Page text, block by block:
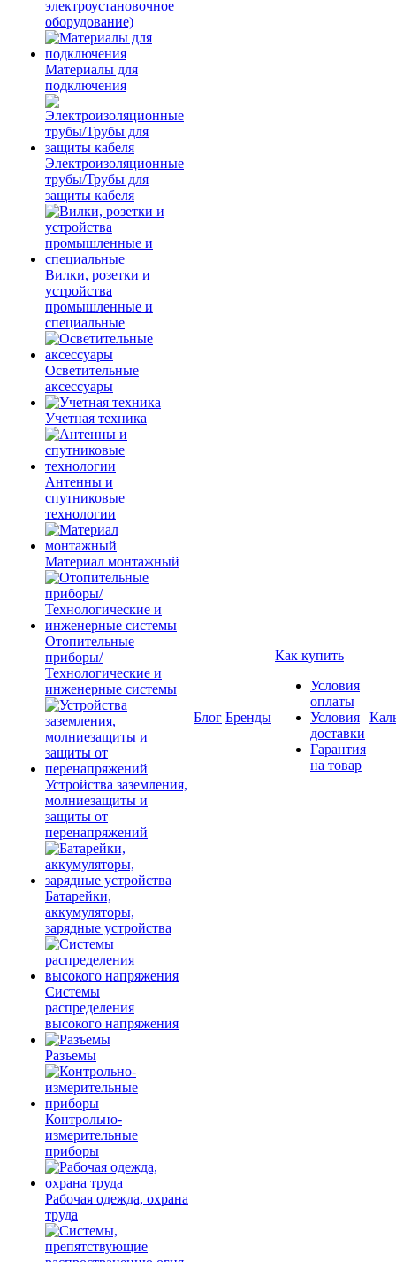
электроустановочное
оборудование)
Материалы для
подключения
Электроизоляционные
трубы/Трубы для
защиты кабеля
Вилки, розетки и
устройства
промышленные и
специальные
Осветительные
аксессуары
Учетная техника
Антенны и
спутниковые
технологии
Материал монтажный
Отопительные
приборы/
Технологические и
инженерные системы
Устройства заземления,
молниезащиты и
защиты от
перенапряжений
Батарейки,
аккумуляторы,
зарядные устройства
Системы
распределения
высокого напряжения
Разъемы
Контрольно-
измерительные
приборы
Рабочая одежда, охрана
труда
Блог Бренды
Как купить
Условия
оплаты
Условия
доставки
Гарантия
на товар